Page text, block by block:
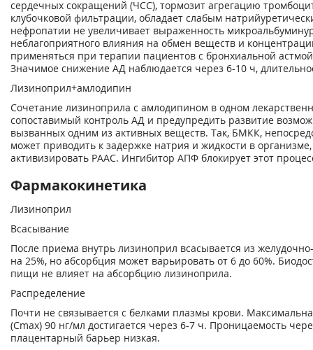
сердечных сокращений (ЧСС), тормозит агрегацию
клубочковой фильтрации, обладает слабым
нефропатии не увеличивает выраженность
неблагоприятного влияния на обмен веществ и
применяться при терапии пациентов с бронхиальной
Значимое снижение АД наблюдается через 6-10 ч,
Лизиноприл+амлодипин
Сочетание лизиноприла с амлодипином в одном
сопоставимый контроль АД и предупредить развитие
вызванных одним из активных веществ. Так, БМКК,
может приводить к задержке натрия и жидкости в
активизировать РААС. Ингибитор АПФ блокирует этот
Фармакокинетика
Лизиноприл
Всасывание
После приема внутрь лизиноприл всасывается из
на 25%, но абсорбция может варьировать от 6 до 60%.
пищи не влияет на абсорбцию лизиноприла.
Распределение
Почти не связывается с белками плазмы крови.
(Сmах) 90 нг/мл достигается через 6-7 ч. Проницаемость
плацентарный барьер низкая.